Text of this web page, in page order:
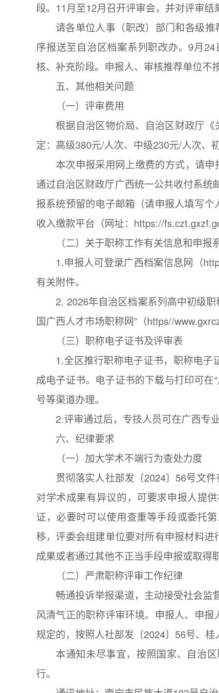
段。11月至12月召开评审会，并对评审
请各单位人事（职改）部门和各级
序报送至自治区档案系列职改办。9月
核、补充阶段。申报人、审核推荐单位
五、其他相关问题
（一）评审费用
根据自治区物价局、自治区财政厅
定：高级380元/人次、中级230元/人次、
本次申报采用网上缴费的方式，请
通过自治区财政厅广西统一公共收付系
报系统预留的电子邮箱（请申报人填写
收入缴款平台（网址：https://
（二）关于职称工作有关信息和申报
1.申报人可登录广西档案信息网（
有关附件。
2. 2026年自治区档案系列高中初级
国广西人才市场职称网”（https//
（三）职称电子证书及评审表
1.全区推行职称电子证书，职称电
成电子证书。电子证书的下载与打印可在
号等渠道办理。
2.评审通过后，专技人员可在广西专
六、纪律要求
（一）加大学术不端行为查处力度
贯彻落实人社部发〔2024〕56号文
对学术成果有异议的，可要求申报人提
证，必要时可以使用查重等手段或委托
移，评委会组建单位要对所有申报材料
成果或者通过其他不正当手段申报或取
（二）严肃职称评审工作纪律
畅通投诉举报渠道，主动接受社会监
风清气正的职称评审环境。申报人、申
规定的，按照人社部发〔2024〕56号、
本通知未尽事宜，按照国家、自治
行。